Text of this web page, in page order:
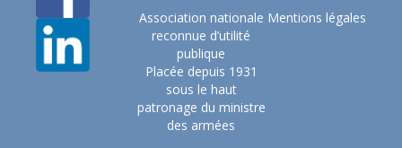
Association nationale
reconnue d’utilité
publique
Placée depuis 1931
sous le haut
patronage du ministre
des armées
Mentions légales